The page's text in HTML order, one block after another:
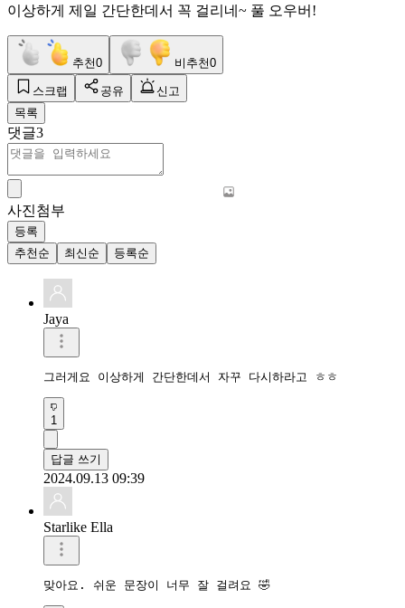
이상하게 제일 간단한데서 꼭 걸리네~ 풀 오우버!
추천0 비추천0
스크랩 공유
신고
목록
댓글3
사진첨부
등록
추천순
최신순 등록순
Jaya
그러게요 이상하게 간단한데서 자꾸 다시하라고 ㅎㅎ
1
답글 쓰기
2024.09.13 09:39
Starlike Ella
맞아요. 쉬운 문장이 너무 잘 걸려요 🤣